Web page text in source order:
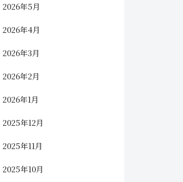
2026年5月
2026年4月
2026年3月
2026年2月
2026年1月
2025年12月
2025年11月
2025年10月